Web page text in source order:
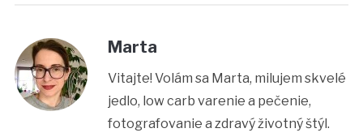
Marta
Vitajte! Volám sa Marta, milujem skvelé
jedlo, low carb varenie a pečenie,
fotografovanie a zdravý životný štýl.